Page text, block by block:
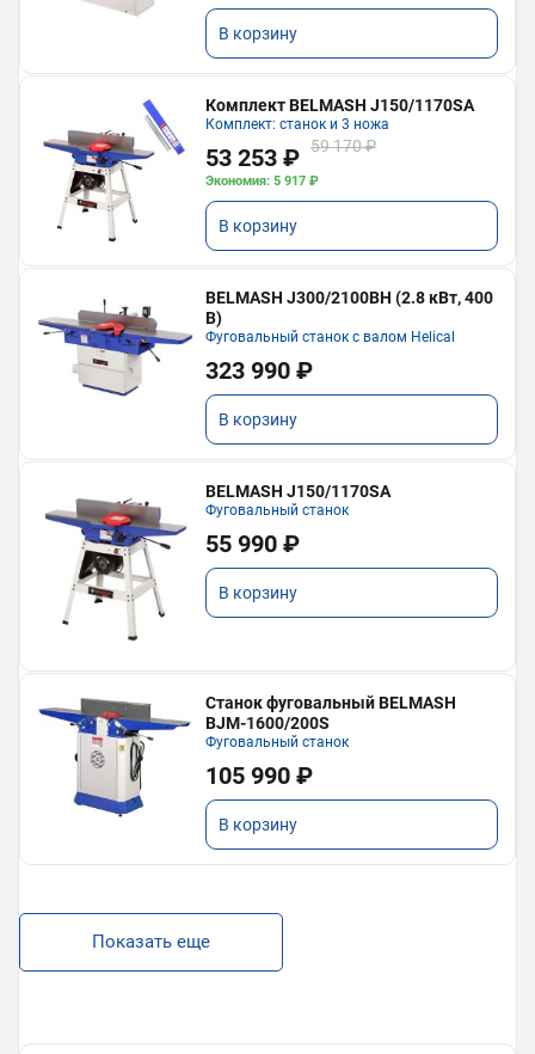
В корзину
Комплект BELMASH J150/1170SA
Комплект: станок и 3 ножа
53 253 ₽ 59 170 ₽
Экономия: 5 917 ₽
В корзину
BELMASH J300/2100ВH (2.8 кВт, 400
В)
Фуговальный станок с валом Helical
323 990 ₽
В корзину
BELMASH J150/1170SA
Фуговальный станок
55 990 ₽
В корзину
Станок фуговальный BELMASH
BJM-1600/200S
Фуговальный станок
105 990 ₽
В корзину
Показать еще